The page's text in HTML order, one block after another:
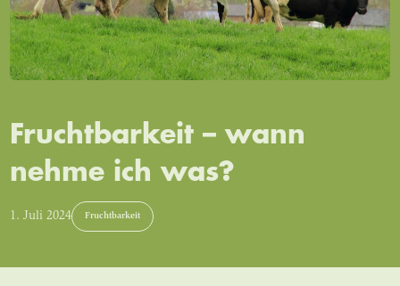
Fruchtbarkeit – wann
nehme ich was?
1. Juli 2024 Fruchtbarkeit